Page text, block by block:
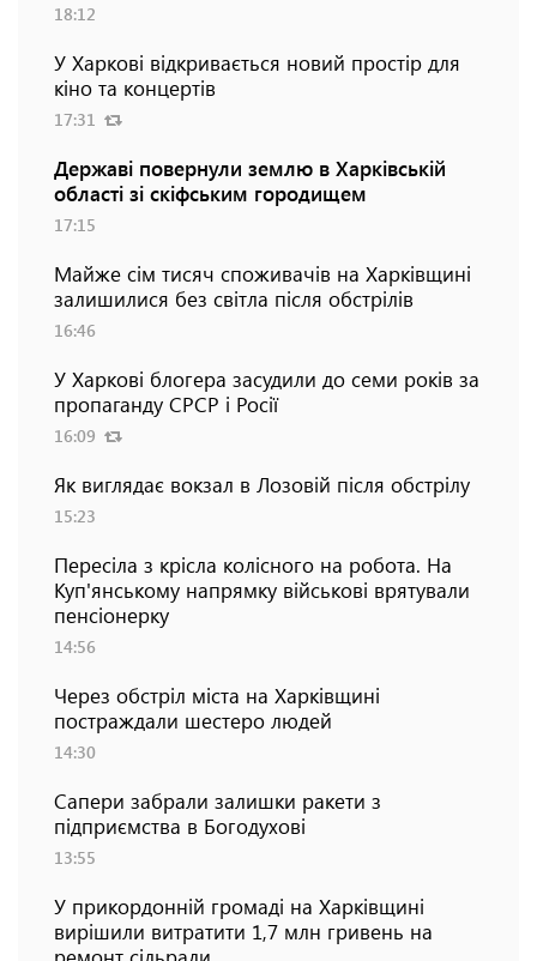
18:12
У Харкові відкривається новий простір для
кіно та концертів
17:31
Державі повернули землю в Харківській
області зі скіфським городищем
17:15
Майже сім тисяч споживачів на Харківщині
залишилися без світла після обстрілів
16:46
У Харкові блогера засудили до семи років за
пропаганду СРСР і Росії
16:09
Як виглядає вокзал в Лозовій після обстрілу
15:23
Пересіла з крісла колісного на робота. На
Куп'янському напрямку військові врятували
пенсіонерку
14:56
Через обстріл міста на Харківщині
постраждали шестеро людей
14:30
Сапери забрали залишки ракети з
підприємства в Богодухові
13:55
У прикордонній громаді на Харківщині
вирішили витратити 1,7 млн гривень на